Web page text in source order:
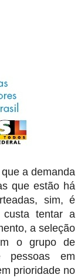
a demanda
que estão há
sim, é
custa tentar a
a seleção
o grupo de
pessoas em
prioridade no